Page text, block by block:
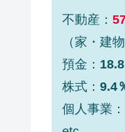
不動産：
（家・建物
預金：
株式： 9.4
個人事業：